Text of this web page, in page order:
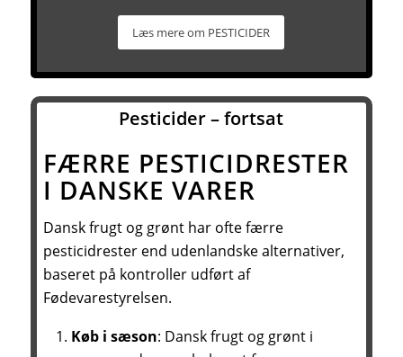
Læs mere om PESTICIDER
Pesticider – fortsat
FÆRRE PESTICIDRESTER
I DANSKE VARER
Dansk frugt og grønt har ofte færre
pesticidrester end udenlandske alternativer,
baseret på kontroller udført af
Fødevarestyrelsen.
Køb i sæson: Dansk frugt og grønt i